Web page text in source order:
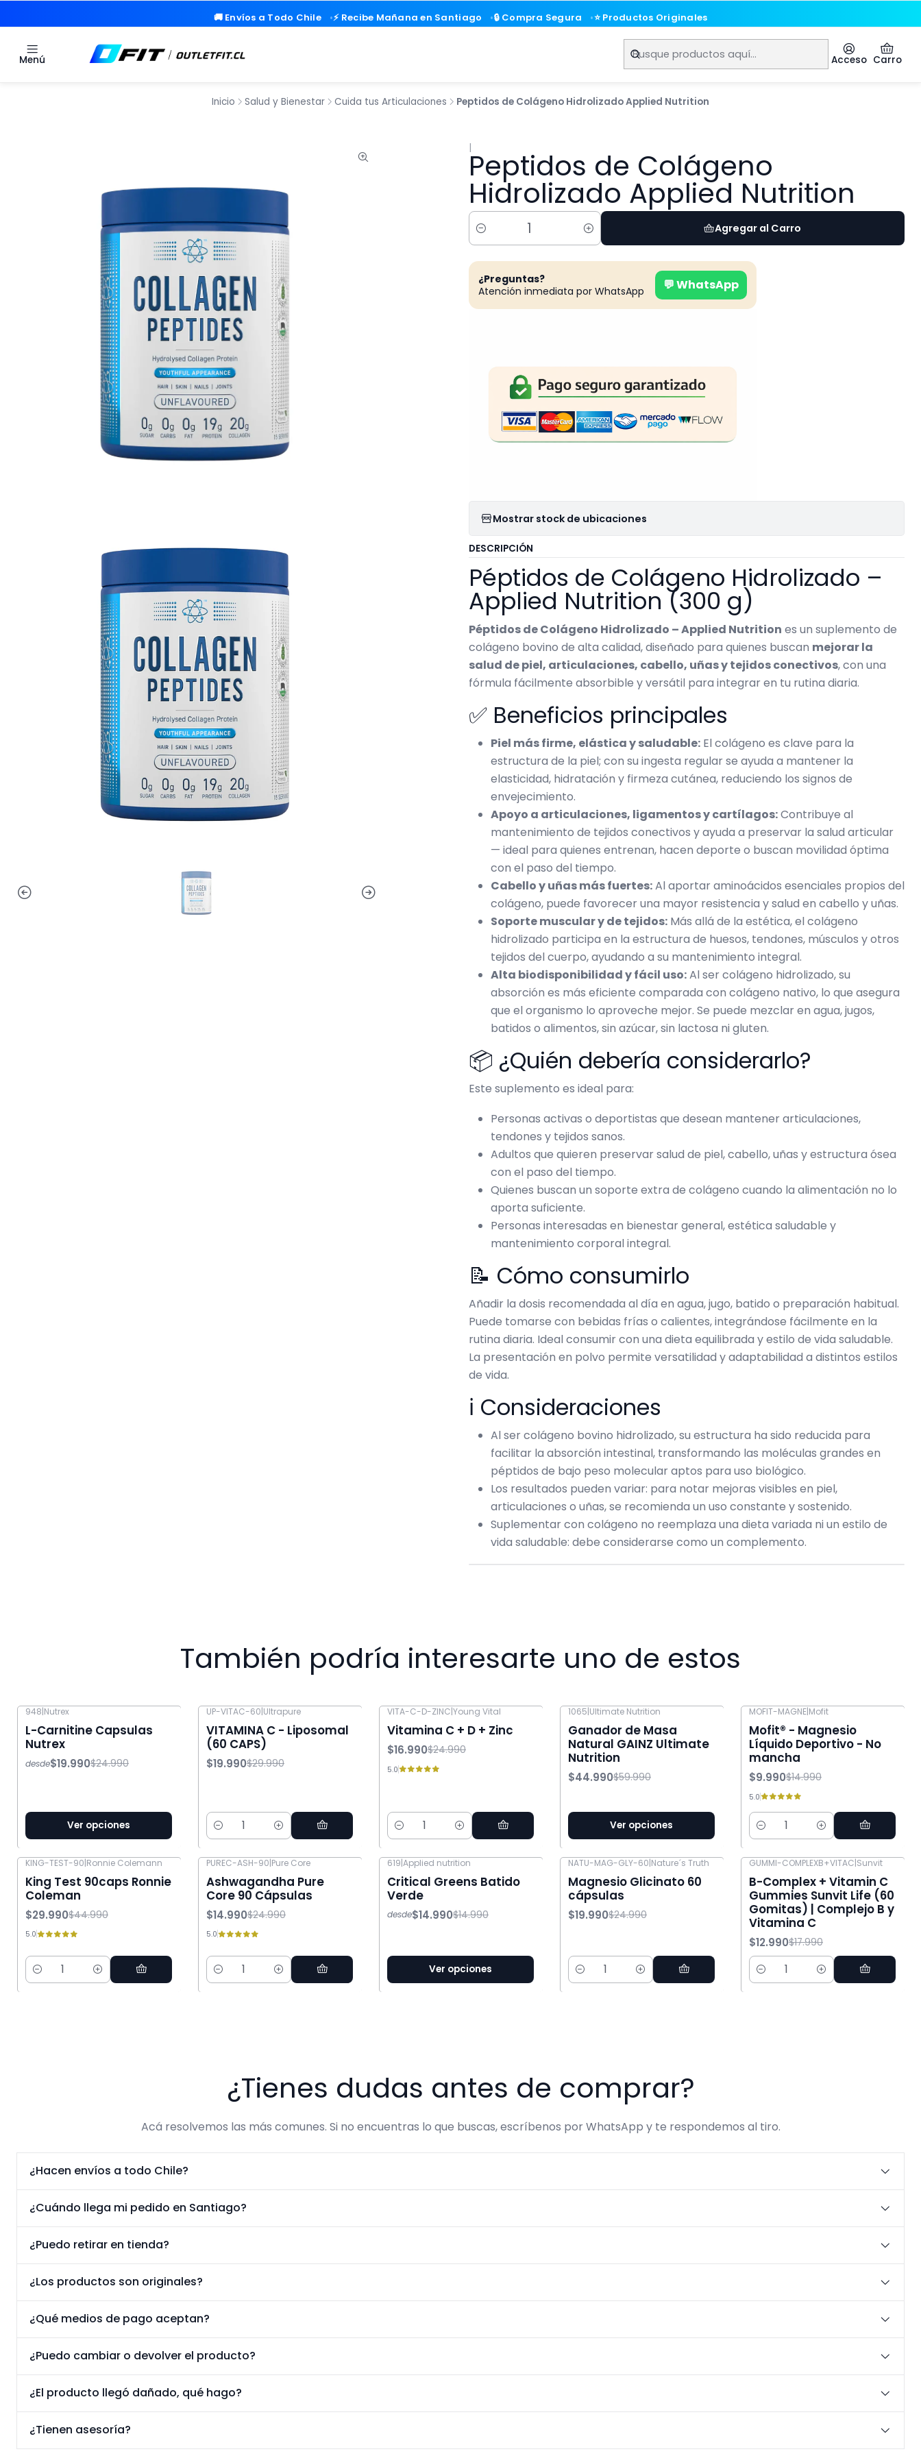
🚚 Envíos a Todo Chile ⚡ Recibe Mañana en Santiago 🔒 Compra Segura ⭐ Productos Originales
Menú Acceso Carro
Inicio Salud y Bienestar Cuida tus Articulaciones Peptidos de Colágeno Hidrolizado Applied Nutrition
|Peptidos de Colágeno
Hidrolizado Applied Nutrition
Cantidad
Agregar al Carro
¿Preguntas?
Atención inmediata por WhatsApp
💬 WhatsApp
Mostrar stock de ubicaciones
DESCRIPCIÓN
Péptidos de Colágeno Hidrolizado –
Applied Nutrition (300 g)
Péptidos de Colágeno Hidrolizado – Applied Nutrition es un suplemento de
colágeno bovino de alta calidad, diseñado para quienes buscan mejorar la
salud de piel, articulaciones, cabello, uñas y tejidos conectivos, con una
fórmula fácilmente absorbible y versátil para integrar en tu rutina diaria.
✅ Beneficios principales
Piel más firme, elástica y saludable: El colágeno es clave para la
estructura de la piel; con su ingesta regular se ayuda a mantener la
elasticidad, hidratación y firmeza cutánea, reduciendo los signos de
envejecimiento.
Apoyo a articulaciones, ligamentos y cartílagos:Contribuye al
mantenimiento de tejidos conectivos y ayuda a preservar la salud articular
— ideal para quienes entrenan, hacen deporte o buscan movilidad óptima
con el paso del tiempo.
Cabello y uñas más fuertes:Al aportar aminoácidos esenciales propios del
colágeno, puede favorecer una mayor resistencia y salud en cabello y uñas.
Soporte muscular y de tejidos: Más allá de la estética, el colágeno
hidrolizado participa en la estructura de huesos, tendones, músculos y otros
tejidos del cuerpo, ayudando a su mantenimiento integral.
Alta biodisponibilidad y fácil uso:Al ser colágeno hidrolizado, su
absorción es más eficiente comparada con colágeno nativo, lo que asegura
que el organismo lo aproveche mejor. Se puede mezclar en agua, jugos,
batidos o alimentos, sin azúcar, sin lactosa ni gluten.
📦 ¿Quién debería considerarlo?
Este suplemento es ideal para:
Personas activas o deportistas que desean mantener articulaciones,
tendones y tejidos sanos.
Adultos que quieren preservar salud de piel, cabello, uñas y estructura ósea
con el paso del tiempo.
Quienes buscan un soporte extra de colágeno cuando la alimentación no lo
aporta suficiente.
Personas interesadas en bienestar general, estética saludable y
mantenimiento corporal integral.
📝 Cómo consumirlo
Añadir la dosis recomendada al día en agua, jugo, batido o preparación habitual.
Puede tomarse con bebidas frías o calientes, integrándose fácilmente en la
rutina diaria. Ideal consumir con una dieta equilibrada y estilo de vida saludable.
La presentación en polvo permite versatilidad y adaptabilidad a distintos estilos
de vida.
ℹ️ Consideraciones
Al ser colágeno bovino hidrolizado, su estructura ha sido reducida para
facilitar la absorción intestinal, transformando las moléculas grandes en
péptidos de bajo peso molecular aptos para uso biológico.
Los resultados pueden variar: para notar mejoras visibles en piel,
articulaciones o uñas, se recomienda un uso constante y sostenido.
Suplementar con colágeno no reemplaza una dieta variada ni un estilo de
vida saludable: debe considerarse como un complemento.
También podría interesarte uno de estos
948|Nutrex
L-Carnitine Capsulas
Nutrex
desde$19.990$24.990
Ver opciones
UP-VITAC-60|Ultrapure
VITAMINA C - Liposomal
(60 CAPS)
$19.990$29.990
Cantidad
VITA-C-D-ZINC|Young Vital
Vitamina C + D + Zinc
$16.990$24.990
5.0
Cantidad
1065|Ultimate Nutrition
Ganador de Masa
Natural GAINZ Ultimate
Nutrition
$44.990$59.990
Ver opciones
MOFIT-MAGNE|Mofit
Mofit® - Magnesio
Líquido Deportivo - No
mancha
$9.990$14.990
5.0
Cantidad
KING-TEST-90|Ronnie Colemann
King Test 90caps Ronnie
Coleman
$29.990$44.990
5.0
Cantidad
PUREC-ASH-90|Pure Core
Ashwagandha Pure
Core 90 Cápsulas
$14.990$24.990
5.0
Cantidad
619|Applied nutrition
Critical Greens Batido
Verde
desde$14.990$14.990
Ver opciones
NATU-MAG-GLY-60|Nature´s Truth
Magnesio Glicinato 60
cápsulas
$19.990$24.990
Cantidad
GUMMI-COMPLEXB+VITAC|Sunvit
B-Complex + Vitamin C
Gummies Sunvit Life (60
Gomitas) | Complejo B y
Vitamina C
$12.990$17.990
Cantidad
¿Tienes dudas antes de comprar?
Acá resolvemos las más comunes. Si no encuentras lo que buscas, escríbenos por WhatsApp y te respondemos al tiro.
¿Hacen envíos a todo Chile?
¿Cuándo llega mi pedido en Santiago?
¿Puedo retirar en tienda?
¿Los productos son originales?
¿Qué medios de pago aceptan?
¿Puedo cambiar o devolver el producto?
¿El producto llegó dañado, qué hago?
¿Tienen asesoría?
🚚 Envíos a Todo Chile ⚡ Recibe Mañana en Santiago 🔒 Compra Segura ⭐ Productos Originales